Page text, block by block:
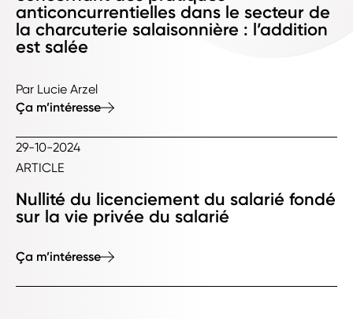
anticoncurrentielles dans le secteur de
la charcuterie salaisonnière : l’addition
est salée
Par Lucie Arzel
Ça m’intéresse
29-10-2024
ARTICLE
Nullité du licenciement du salarié fondé
sur la vie privée du salarié
Ça m’intéresse